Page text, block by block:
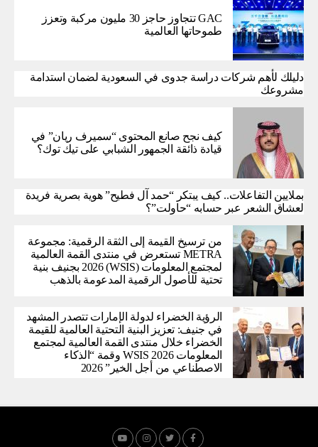
GAC تتجاوز حاجز 30 مليون مركبة وتعزز
طموحاتها العالمية
دليلك لأهم شركات دراسة جدوى في السعودية لضمان استدامة
مشروعك
كيف نجح صانع المحتوى “سميرف ريان” في
قيادة ذائقة الجمهور الشبابي على تيك توك؟
بملايين التفاعلات.. كيف يبتكر “حمد آل فطيح” هوية بصرية فريدة
لعشاق الشعر عبر حسابه “حاولت”؟
من ترسيخ القيمة إلى الثقة الرقمية: مجموعة
METRA تستعرض في منتدى القمة العالمية
لمجتمع المعلومات (WSIS) 2026 بجنيف بنية
تحتية للأصول الرقمية المدعومة بالذهب
الرؤية الخضراء لدولة الإمارات تتصدر المشهد
في جنيف: تعزيز البنية التحتية العالمية للقيمة
الخضراء خلال منتدى القمة العالمية لمجتمع
المعلومات WSIS 2026 وقمة “الذكاء
الاصطناعي من أجل الخير” 2026